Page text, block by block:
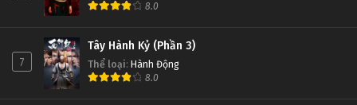
8.0
7
Tây Hành Kỷ (Phần 3)
Thể loại: Hành Động
8.0